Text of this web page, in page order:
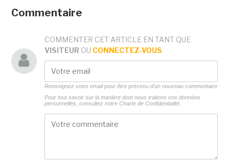
Commentaire
COMMENTER CET ARTICLE EN TANT QUE
VISITEUR OU CONNECTEZ-VOUS
Renseignez votre email pour être prévenu d'un nouveau commentaire
Pour tout savoir sur la manière dont nous traitons vos données
personnelles, consultez notre Charte de Confidentialité.